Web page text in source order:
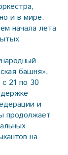
и в мире.
начала лета
башня»,
21 по 30
и
продолжает
на